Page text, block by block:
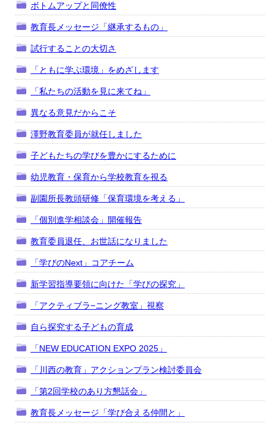
ボトムアップと同僚性
教育長メッセージ「継承するもの」
試行することの大切さ
「ともに学ぶ環境」をめざします
「私たちの活動を見に来てね」
異なる意見だからこそ
澤野教育委員が就任しました
子どもたちの学びを豊かにするために
幼児教育・保育から学校教育を視る
副園所長教頭研修「保育環境を考える」
「個別進学相談会」開催報告
教育委員退任、お世話になりました
「学びのNext」コアチーム
新学習指導要領に向けた「学びの探究」
「アクティブラ−ニング教室」視察
自ら探究する子どもの育成
「NEW EDUCATION EXPO 2025」
「川西の教育」アクションプラン検討委員会
「第2回学校のあり方懇話会」
教育長メッセージ「学び合える仲間と」